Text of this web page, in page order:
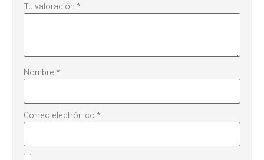
Tu valoración*
Nombre*
Correo electrónico*